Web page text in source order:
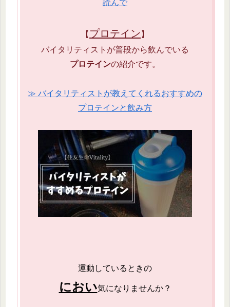
読んで
【 プロテイン 】
バイタリティストが普段から飲んでいる
プロテインの紹介です。
≫ バイタリティストが教えてくれるおすすめの
プロテインと飲み方
運動しているときの
におい気になりませんか？